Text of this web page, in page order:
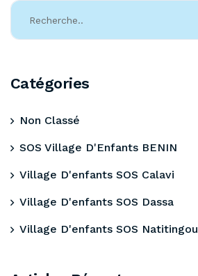
Catégories
Non Classé
SOS Village D'Enfants BENIN
Village D'enfants SOS Calavi
Village D'enfants SOS Dassa
Village D'enfants SOS Natitingou